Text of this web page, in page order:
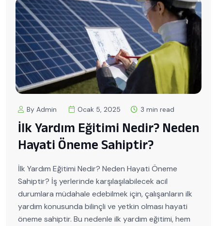
By Admin Ocak 5, 2025 3 min read
İlk Yardım Eğitimi Nedir? Neden
Hayati Öneme Sahiptir?
İlk Yardım Eğitimi Nedir? Neden Hayati Öneme
Sahiptir? İş yerlerinde karşılaşılabilecek acil
durumlara müdahale edebilmek için, çalışanların ilk
yardım konusunda bilinçli ve yetkin olması hayati
öneme sahiptir. Bu nedenle ilk yardım eğitimi, hem